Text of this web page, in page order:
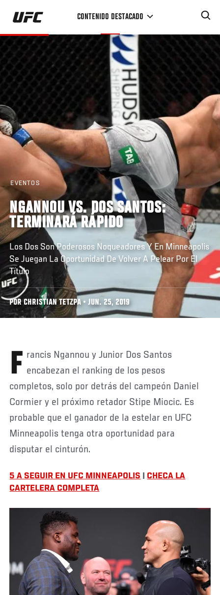
Pasar
contenido
principal
CONTENIDO DESTACADO
EVENTOS
NGANNOU VS. DOS SANTOS:
TERMINARÁ RÁPIDO
Los Dos Son Poderosos Noqueadores Y En Minneapolis
Se Juegan La Oportunidad De Volver A Pelear Por El
Título
POR CHRISTIAN TETZPA • JUN. 25, 2019
Francis Ngannou y Junior Dos Santos encabezan el ranking de los pesos
completos, solo por detrás del campeón Daniel
Cormier y el próximo retador Stipe Miocic. Es
probable que el ganador de la estelar en UFC
Minneapolis tenga otra oportunidad para
disputar el cinturón.
5 A SEGUIR EN UFC MINNEAPOLIS
CHECA LA
CARTELERA COMPLETA